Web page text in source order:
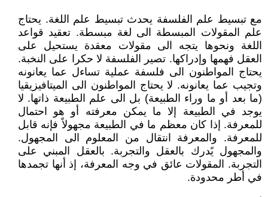
مع تبسيط علم الفلسفة يحدث تبسيط علم اللغة. يحتاج
علم المقولات المبسطة الى لغة مبسطة. تعقيد قواعد
اللغة ونحوها يتجه الى مقولات معقدة يستحيل على
العقل فهمها وإدراكها. تصير الفلسفة لا حكرا على النخبة.
يحتاج المواطنون الى فلسفة عملية تساءل عما يعانونه
وتجيب عما يعانونه. لا يحتاج المواطنون الى الميتافيزيقيا
(ما بعد أو ما وراء الطبيعة) بل الى علم الطبيعة ذاتها. لا
يوجد في الطبيعة إلا ما يمكن معرفته أو هو احتمال
للمعرفة. إذا كان معظم ما في الطبيعة مجهولاً فإنه قابل
للمعرفة. والمعرفة انتقال من المعلوم الى المجهول.
والمجهول يًدرك بالعقل والتجربة. بالعقل المبني على
التجربة. المقولات عائق في وجه المعرفة، إذ أنها تجمدها
في أطر محدودة.